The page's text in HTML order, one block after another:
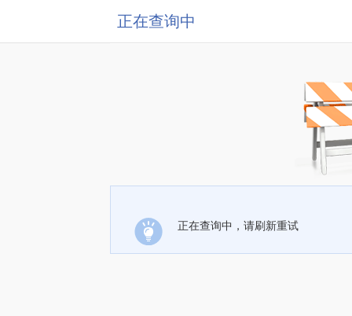
正在查询中
正在查询中，请刷新重试